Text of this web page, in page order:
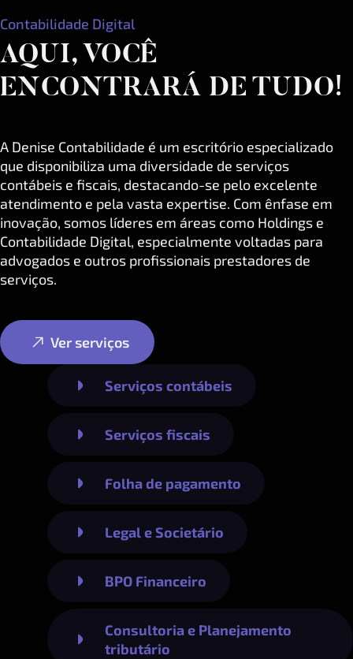
Contabilidade Digital
AQUI, VOCÊ
ENCONTRARÁ DE TUDO!
A Denise Contabilidade é um escritório especializado
que disponibiliza uma diversidade de serviços
contábeis e fiscais, destacando-se pelo excelente
atendimento e pela vasta expertise. Com ênfase em
inovação, somos líderes em áreas como Holdings e
Contabilidade Digital, especialmente voltadas para
advogados e outros profissionais prestadores de
serviços.
Ver serviços
Serviços contábeis
Serviços fiscais
Folha de pagamento
Legal e Societário
BPO Financeiro
Consultoria e Planejamento
tributário